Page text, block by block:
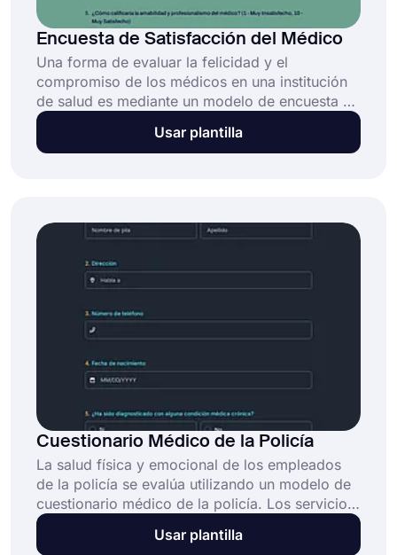
Encuesta de Satisfacción del Médico
Una forma de evaluar la felicidad y el
compromiso de los médicos en una institución
de salud es mediante un modelo de encuesta de
satisfacción del médico. Los administradores de
hospitales, directores de clínicas y otros líderes
mejora.
Usar plantilla
Cuestionario Médico de la Policía
La salud física y emocional de los empleados
de la policía se evalúa utilizando un modelo de
cuestionario médico de la policía. Los servicios
de policía y otras organizaciones encargadas
de hacer cumplir la ley lo utilizan con frecuencia
Usar plantilla